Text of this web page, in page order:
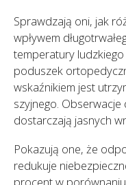
Sprawdzają oni, jak
wpływem
temperatury
poduszek
wskaźnikiem jest
szyjnego.
dostarczają jasnych
Pokazują one, że
redukuje